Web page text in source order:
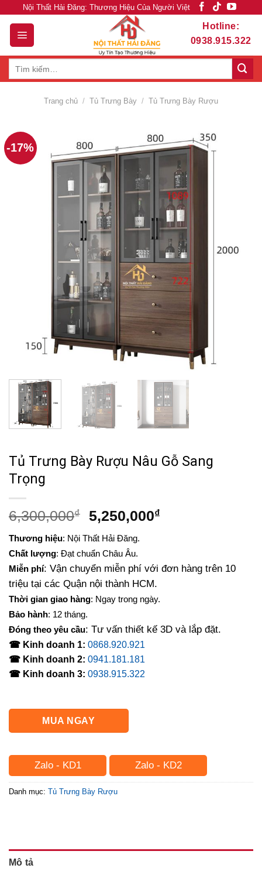
content
Nội Thất Hải Đăng: Thương Hiệu Của Người Việt
Hotline:
0938.915.322
Trang chủ / Tủ Trưng Bày / Tủ Trưng Bày Rượu
-17%
Tủ Trưng Bày Rượu Nâu Gỗ Sang
Trọng
6,300,000₫
Giá
là:
6,300,000₫.
5,250,000₫Giá
5,250,000₫.
Thương hiệu: Nội Thất Hải Đăng.
Chất lượng: Đạt chuẩn Châu Âu.
Miễn phí: Vận chuyển miễn phí với đơn hàng trên 10
triệu tại các Quận nội thành HCM.
Thời gian giao hàng: Ngay trong ngày.
Bảo hành: 12 tháng.
Đóng theo yêu cầu: Tư vấn thiết kế 3D và lắp đặt.
☎ Kinh doanh 1: 0868.920.921
☎ Kinh doanh 2: 0941.181.181
☎ Kinh doanh 3: 0938.915.322
MUA NGAY
Zalo - KD1 Zalo - KD2
Danh mục: Tủ Trưng Bày Rượu
Mô tả